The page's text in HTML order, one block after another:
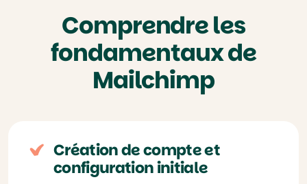
Comprendre les
fondamentaux de
Mailchimp
Création de compte et
configuration initiale